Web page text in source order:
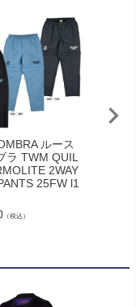
ルース
ラ TWM QUIL
2WAY
25FW l1
（税込）